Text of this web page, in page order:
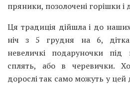
пряники, позолочені горішки і
Ця традиція дійшла і до
ніч з 5 грудня на 6,
невеличкі подаруночки
сплять, або в черевички.
дорослі так само можуть у